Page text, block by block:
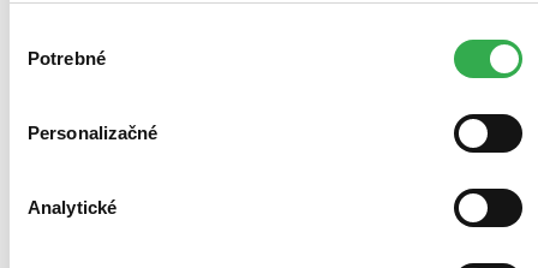
keby sme mohli používať všetky tieto cookies. Ďakujeme!
súhlasu
Potrebné
Personalizačné
Analytické